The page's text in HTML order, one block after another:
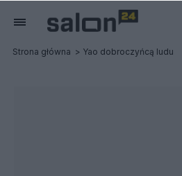
Strona główna Yao dobroczyńcą ludu